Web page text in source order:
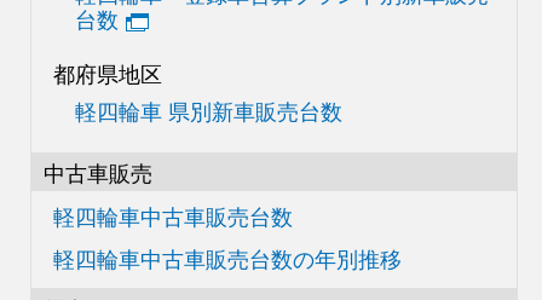
台数
都府県地区
軽四輪車 県別新車販売台数
中古車販売
軽四輪車中古車販売台数
軽四輪車中古車販売台数の年別推移